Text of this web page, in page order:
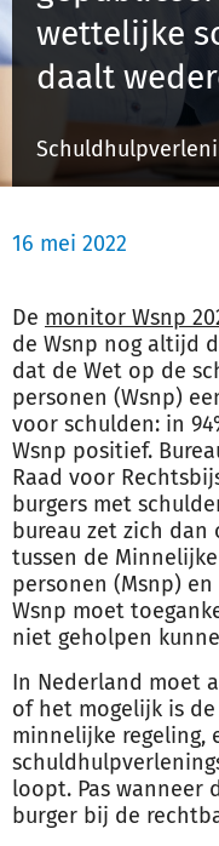
wettelijke
daalt
16 mei 2022
De monitor Wsnp
de Wsnp nog altijd
dat de Wet op de
personen (Wsnp)
voor schulden: in
Wsnp positief.
Raad voor
burgers met
bureau zet zich
tussen de
personen (Msnp)
Wsnp moet
niet geholpen
In Nederland moet
of het mogelijk is
minnelijke regeling,
loopt. Pas wanneer
burger bij de